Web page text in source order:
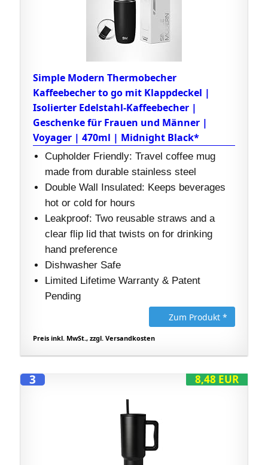
Simple Modern Thermobecher
Kaffeebecher to go mit Klappdeckel |
Isolierter Edelstahl-Kaffeebecher |
Geschenke für Frauen und Männer |
Voyager | 470ml | Midnight Black*
Cupholder Friendly: Travel coffee mug
made from durable stainless steel
Double Wall Insulated: Keeps beverages
hot or cold for hours
Leakproof: Two reusable straws and a
clear flip lid that twists on for drinking
hand preference
Dishwasher Safe
Limited Lifetime Warranty & Patent
Pending
Zum Produkt *
Preis inkl. MwSt., zzgl. Versandkosten
8,48 EUR
3